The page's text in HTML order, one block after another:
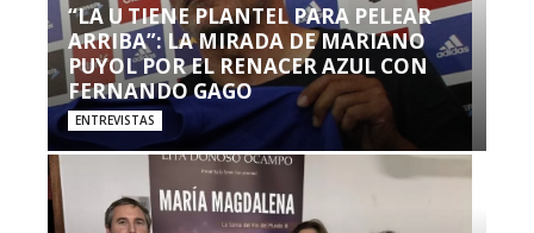
“LA U TIENE PLANTEL PARA PELEAR
ARRIBA”: LA MIRADA DE MARIANO
PUYOL POR EL RENACER AZUL CON
FERNANDO GAGO
ENTREVISTAS